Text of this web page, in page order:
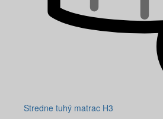
Stredne tuhý matrac H3